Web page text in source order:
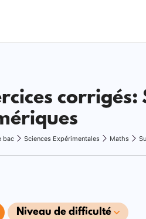
corrigés:
bac Sciences Expérimentales Maths
Niveau de difficulté